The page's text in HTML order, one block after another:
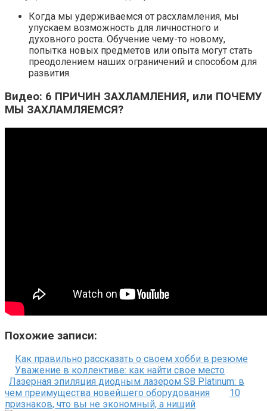
Когда мы удерживаемся от расхламления, мы
упускаем возможность для личностного и
духовного роста. Обучение чему-то новому,
попытка новых предметов или опыта могут стать
преодолением наших ограничений и способом для
развития.
Видео: 6 ПРИЧИН ЗАХЛАМЛЕНИЯ, или ПОЧЕМУ
МЫ ЗАХЛАМЛЯЕМСЯ?
Похожие записи:
Как правильно рассказать о своем хобби в резюме
Уважение в коллективе: как найти свое место
Лазерная эпиляция диодным лазером SB Platinum: в
чем преимущества новейшего оборудования
10
признаков, что вы не экономный, а нищий